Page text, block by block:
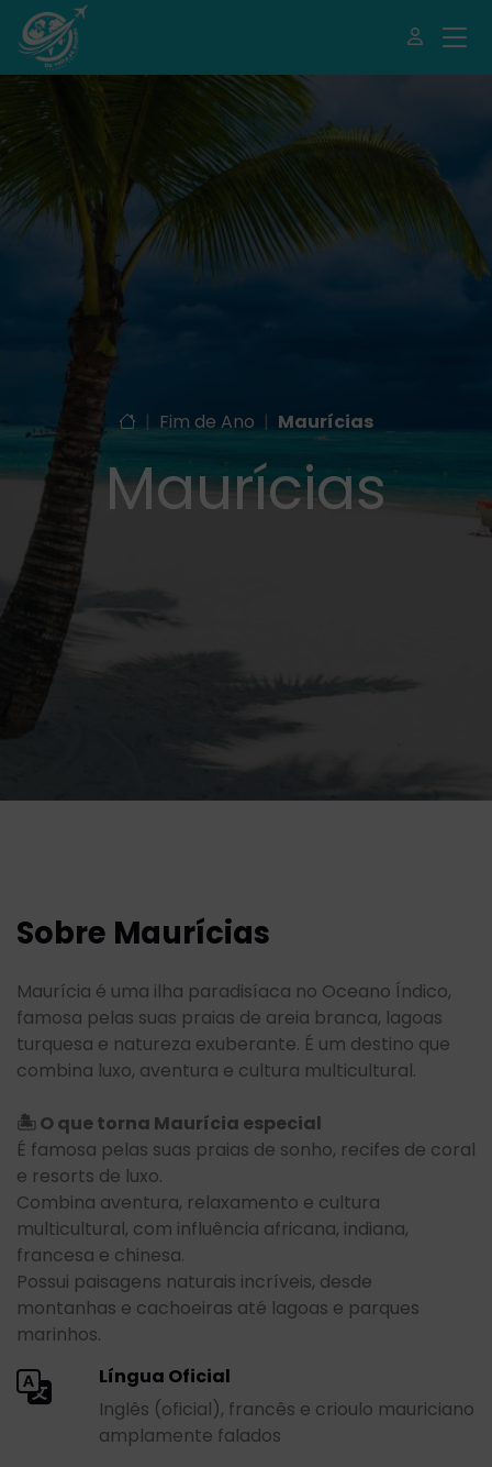
| Fim de Ano | Maurícias
Maurícias
Sobre Maurícias
Maurícia é uma ilha paradisíaca no Oceano Índico,
famosa pelas suas praias de areia branca, lagoas
turquesa e natureza exuberante. É um destino que
combina luxo, aventura e cultura multicultural.
🏝️ O que torna Maurícia especial
É famosa pelas suas praias de sonho, recifes de coral
e resorts de luxo.
Combina aventura, relaxamento e cultura
multicultural, com influência africana, indiana,
francesa e chinesa.
Possui paisagens naturais incríveis, desde
montanhas e cachoeiras até lagoas e parques
marinhos.
Língua Oficial
Inglês (oficial), francês e crioulo mauriciano
amplamente falados